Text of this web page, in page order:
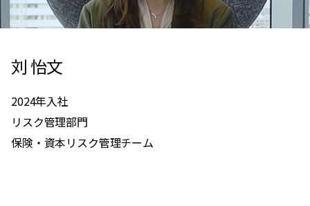
刘 怡文
2024年入社
リスク管理部門
保険・資本リスク管理チーム